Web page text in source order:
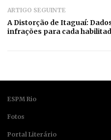
ARTIGO SEGUINTE
A Distorção de Itaguaí:
infrações para cada
ESPM Rio
Fotos
Portal Literário